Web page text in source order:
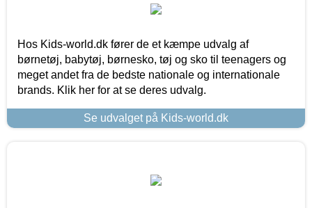
Hos Kids-world.dk fører de et kæmpe udvalg af
børnetøj, babytøj, børnesko, tøj og sko til teenagers og
meget andet fra de bedste nationale og internationale
brands. Klik her for at se deres udvalg.
Se udvalget på Kids-world.dk